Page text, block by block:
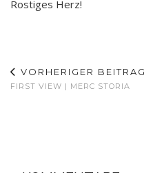
Rostiges Herz!
VORHERIGER BEITRAG
FIRST VIEW | MERC STORIA